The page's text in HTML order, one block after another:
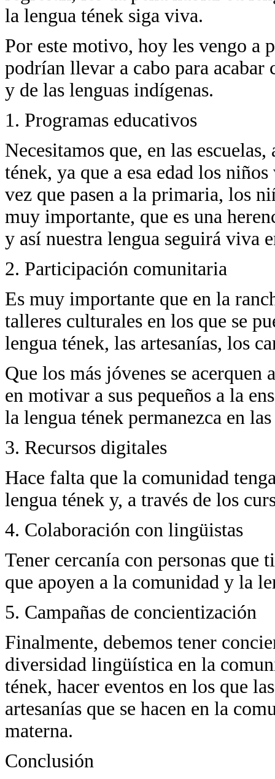
la lengua tének siga viva.
Por este motivo, hoy les vengo a
podrían llevar a cabo para acabar
y de las lenguas indígenas.
1. Programas educativos
Necesitamos que, en las
tének, ya que a esa edad los
vez que pasen a la primaria, los
muy importante, que es una
y así nuestra lengua seguirá viva
2. Participación comunitaria
Es muy importante que en la
talleres culturales en los que se
lengua tének, las artesanías, los
Que los más jóvenes se acerquen
en motivar a sus pequeños a la
la lengua tének permanezca en
3. Recursos digitales
Hace falta que la comunidad
lengua tének y, a través de los
4. Colaboración con lingüistas
Tener cercanía con personas que
que apoyen a la comunidad y la
5. Campañas de concientización
Finalmente, debemos tener
diversidad lingüística en la
tének, hacer eventos en los que
artesanías que se hacen en la
materna.
Conclusión